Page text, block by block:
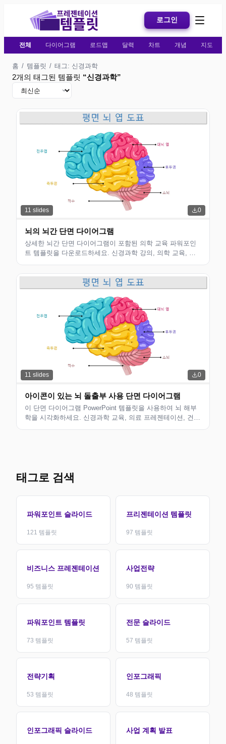
로그인
전체 다이어그램 로드맵 달력 차트 개념 지도
홈 / 템플릿 / 태그: 신경과학
2개의 태그된 템플릿 “신경과학”
11 slides 0
뇌의 뇌간 단면 다이어그램
상세한 뇌간 단면 다이어그램이 포함된 의학 교육 파워포인
트 템플릿을 다운로드하세요. 신경과학 강의, 의학 교육, 해
11 slides 0
아이콘이 있는 뇌 돌출부 사용 단면 다이어그램
이 단면 다이어그램 PowerPoint 템플릿을 사용하여 뇌 해부
학을 시각화하세요. 신경과학 교육, 의료 프레젠테이션, 건강
태그로 검색
파워포인트 슬라이드
121 템플릿
프리젠테이션 템플릿
97 템플릿
비즈니스 프레젠테이션
95 템플릿
사업전략
90 템플릿
파워포인트 템플릿
73 템플릿
전문 슬라이드
57 템플릿
전략기획
53 템플릿
인포그래픽
48 템플릿
인포그래픽 슬라이드 사업 계획 발표